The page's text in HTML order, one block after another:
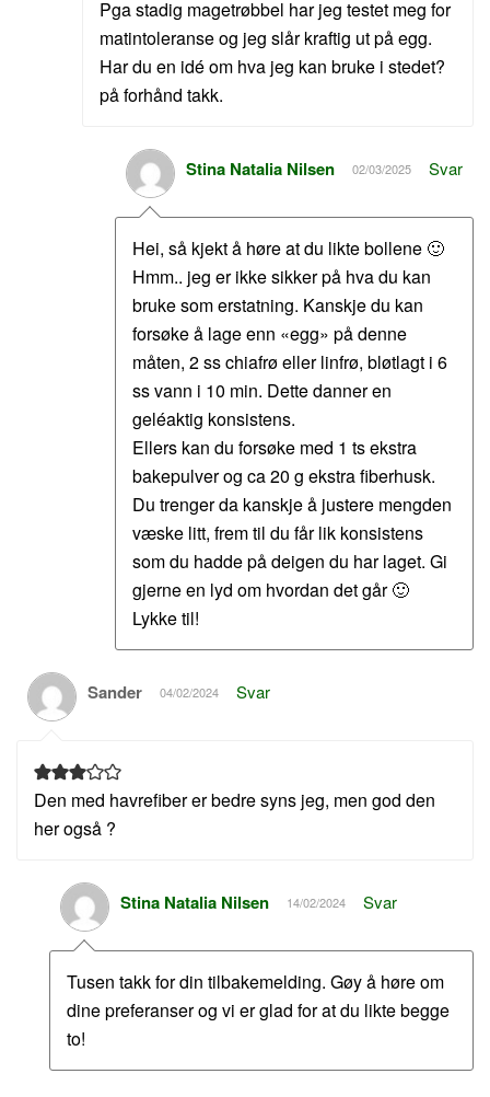
Pga stadig magetrøbbel har jeg testet meg for
matintoleranse og jeg slår kraftig ut på egg.
Har du en idé om hva jeg kan bruke i stedet?
på forhånd takk.
Stina Natalia Nilsen 02/03/2025 Svar
Hei, så kjekt å høre at du likte bollene 🙂
Hmm.. jeg er ikke sikker på hva du kan
bruke som erstatning. Kanskje du kan
forsøke å lage enn «egg» på denne
måten, 2 ss chiafrø eller linfrø, bløtlagt i 6
ss vann i 10 min. Dette danner en
geléaktig konsistens.
Ellers kan du forsøke med 1 ts ekstra
bakepulver og ca 20 g ekstra fiberhusk.
Du trenger da kanskje å justere mengden
væske litt, frem til du får lik konsistens
som du hadde på deigen du har laget. Gi
gjerne en lyd om hvordan det går 🙂
Lykke til!
Sander 04/02/2024 Svar
Den med havrefiber er bedre syns jeg, men god den
her også ?
Stina Natalia Nilsen 14/02/2024 Svar
Tusen takk for din tilbakemelding. Gøy å høre om
dine preferanser og vi er glad for at du likte begge
to!